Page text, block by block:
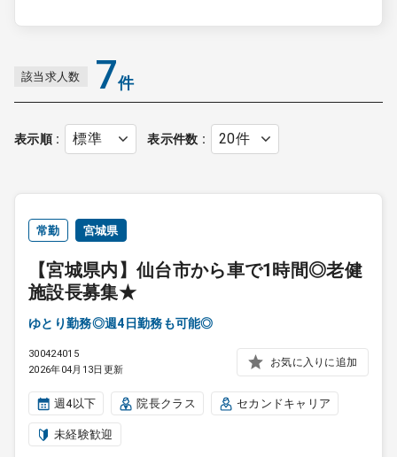
受付時間 9:00 ～ 18:00（平日）
0120-337-613
クリニック開業
採用をお考えの医療機関の方
該当求人数 7件
表示順 表示件数
常勤 宮城県
【宮城県内】仙台市から車で1時間◎老健
施設長募集★
ゆとり勤務◎週4日勤務も可能◎
300424015
2026年04月13日更新
お気に入りに追加
週4以下 院長クラス セカンドキャリア
未経験歓迎